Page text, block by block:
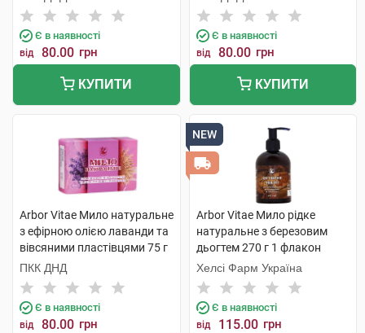
шт
Є в наявності
від 80.00 грн
КУПИТИ
Є в наявності
від 80.00 грн
КУПИТИ
Arbor Vitae Мило натуральне
з ефірною олією лаванди та
вівсяними пластівцями 75 г
1 шт
ПКК ДНД
Є в наявності
від 80.00 грн
NEW
Arbor Vitae Мило рідке
натуральне з березовим
дьогтем 270 г 1 флакон
Хелсі Фарм Україна
Є в наявності
від 115.00 грн